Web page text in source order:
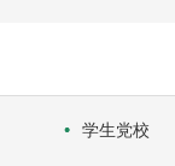
学生党校